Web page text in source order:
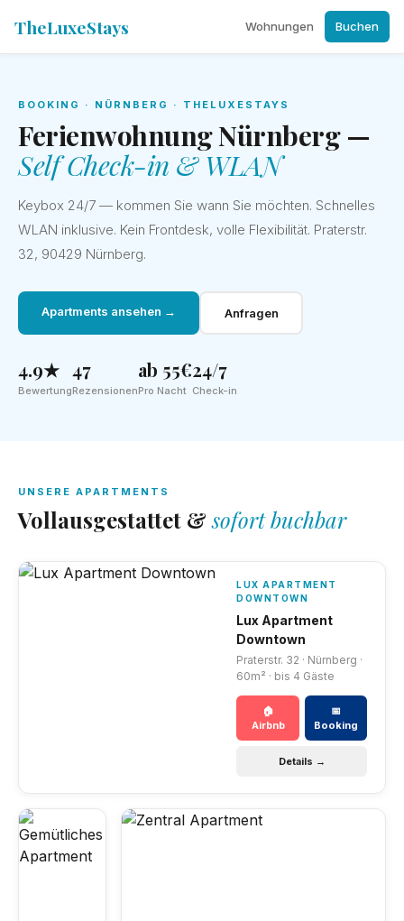
TheLuxeStays Wohnungen Buchen
BOOKING · NÜRNBERG · THELUXESTAYS
Ferienwohnung Nürnberg —
Self Check-in & WLAN
Keybox 24/7 — kommen Sie wann Sie möchten. Schnelles
WLAN inklusive. Kein Frontdesk, volle Flexibilität. Praterstr.
32, 90429 Nürnberg.
Apartments ansehen → Anfragen
4.9★
Bewertung
47
Rezensionen
ab 55€
Pro Nacht
24/7
Check-in
UNSERE APARTMENTS
Vollausgestattet &sofort buchbar
LUX APARTMENT
DOWNTOWN
Lux Apartment
Downtown
Praterstr. 32 · Nürnberg ·
60m² · bis 4 Gäste
🏠
Airbnb
📅
Booking
Details →